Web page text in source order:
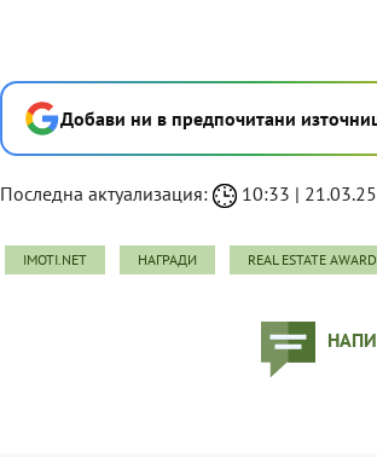
Добави ни в предпочитани
Последна актуализация: 10:33 | 21.03.25
IMOTI.NET НАГРАДИ REAL ESTATE